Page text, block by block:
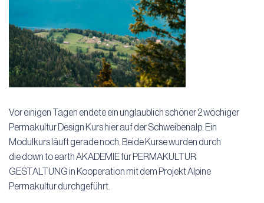
Vor einigen Tagen endete ein unglaublich schöner 2 wöchiger
Permakultur Design Kurs hier auf der Schweibenalp. Ein
Modulkurs läuft gerade noch. Beide Kurse wurden durch
die down to earth AKADEMIE für PERMAKULTUR
GESTALTUNG in Kooperation mit dem Projekt Alpine
Permakultur durchgeführt.